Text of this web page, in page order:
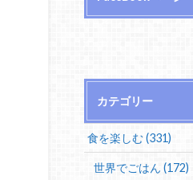
カテゴリー
食を楽しむ (331)
世界でごはん (172)